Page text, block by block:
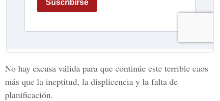
No hay excusa válida para que continúe este terrible caos
más que la ineptitud, la displicencia y la falta de
planificación.